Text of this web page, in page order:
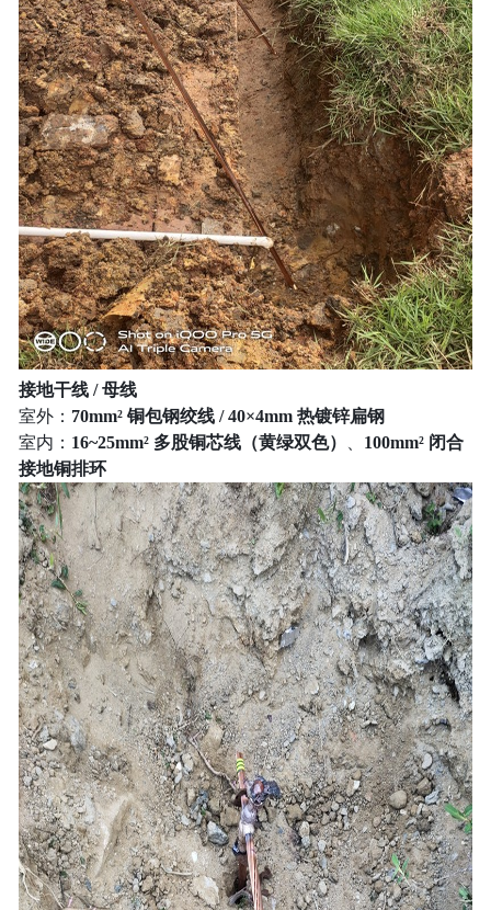
接地干线 / 母线
室外： 70mm² 铜包钢绞线 / 40×4mm 热镀锌扁钢
室内： 16~25mm² 多股铜芯线（黄绿双色） 、 100mm² 闭合
接地铜排环